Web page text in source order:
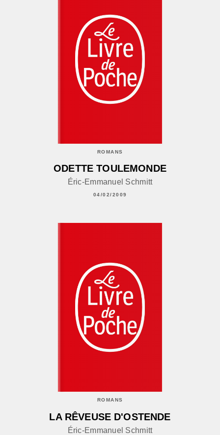
ROMANS
ODETTE TOULEMONDE
Éric-Emmanuel Schmitt
04/02/2009
ROMANS
LA RÊVEUSE D'OSTENDE
Éric-Emmanuel Schmitt